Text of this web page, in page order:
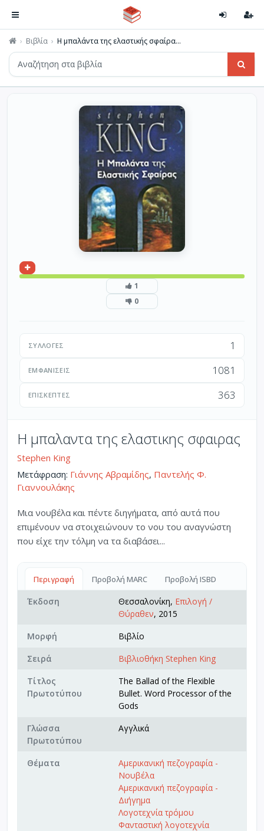
Βιβλία Η μπαλάντα της ελαστικής σφαίρα...
1
0
ΣΥΛΛΟΓΈΣ 1
ΕΜΦΑΝΊΣΕΙΣ 1081
ΕΠΙΣΚΈΠΤΕΣ 363
Η μπαλαντα της ελαστικης σφαιρας
Stephen King
Μετάφραση: Γιάννης Αβραμίδης, Παντελής Φ.
Γιαννουλάκης
Μια νουβέλα και πέντε διηγήματα, από αυτά που
επιμένουν να στοιχειώνουν το νου του αναγνώστη
που είχε την τόλμη να τα διαβάσει...
Περιγραφή Προβολή MARC Προβολή ISBD
Έκδοση Θεσσαλονίκη, Επιλογή /
Θύραθεν, 2015
Μορφή
Βιβλίο
Σειρά
Βιβλιοθήκη Stephen King
Τίτλος
Πρωτοτύπου
The Ballad of the Flexible
Bullet. Word Processor of the
Gods
Γλώσσα
Πρωτοτύπου
Αγγλικά
Θέματα
Αμερικανική πεζογραφία -
Νουβέλα
Αμερικανική πεζογραφία -
Διήγημα
Λογοτεχνία τρόμου
Φανταστική λογοτεχνία